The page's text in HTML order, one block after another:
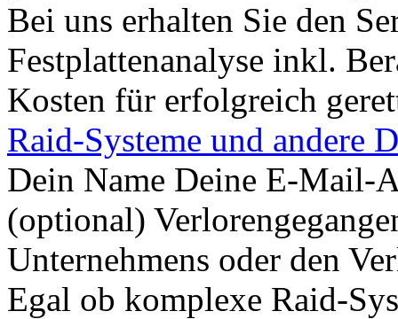
Bei uns erhalten Sie den
Festplattenanalyse inkl.
Kosten für erfolgreich
Raid-Systeme und andere
Dein Name Deine E-Mail-
(optional)
Unternehmens oder den
Egal ob komplexe Raid-